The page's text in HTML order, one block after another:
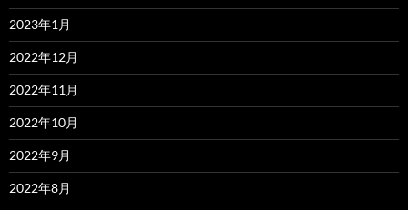
2023年1月
2022年12月
2022年11月
2022年10月
2022年9月
2022年8月